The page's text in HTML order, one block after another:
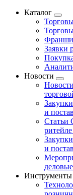
Каталог
Заявки
Новости
Новости
и
Статьи
и
Инструменты